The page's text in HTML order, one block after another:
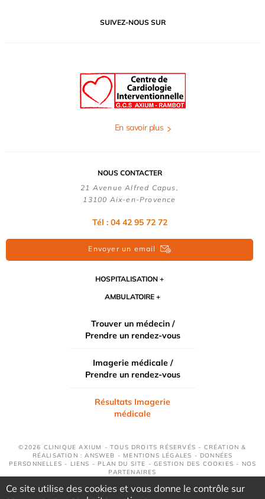
SUIVEZ-NOUS SUR
En savoir plus
NOUS CONTACTER
21 Avenue Alfred Capus,
13100 Aix-en-Provence
Tél : 04 42 95 72 72
Envoyer un email
HOSPITALISATION
AMBULATOIRE
Trouver un médecin /
Prendre un rendez-vous
Imagerie médicale /
Prendre un rendez-vous
Résultats Imagerie
médicale
©2026 CLINIQUE AXIUM - TOUS DROITS RÉSERVÉS - CRÉATION &
RÉALISATION : ANSWEB - MENTIONS LÉGALES - DONNÉES
PERSONNELLES - LIENS - PLAN DU SITE -GESTION DES COOKIES - NOS
PARTENAIRES
Ce site utilise des cookies et vous donne le contrôle sur